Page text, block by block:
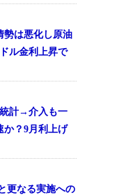
勢は悪化し原油
ル金利上昇で
統計→介入も一
か？9月利上げ
更なる実施への